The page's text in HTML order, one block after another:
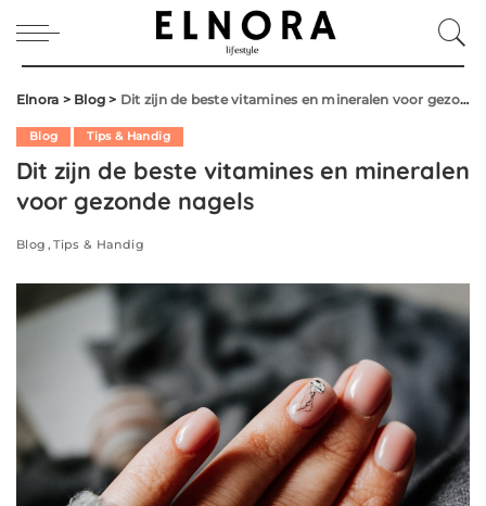
Elnora > Blog > Dit zijn de beste vitamines en mineralen voor gezonde nagels
Blog Tips & Handig
Dit zijn de beste vitamines en mineralen
voor gezonde nagels
Blog Tips & Handig